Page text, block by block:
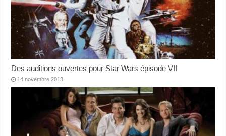
Des auditions ouvertes pour Star Wars épisode VII
14 novembre 2013